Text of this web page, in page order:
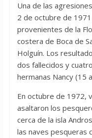
Una de las
2 de octubre de
provenientes de la
costera de Boca de
Holguín. Los
dos fallecidos y
hermanas Nancy (15
En octubre de 1972,
asaltaron los
cerca de la isla
las naves pesqueras